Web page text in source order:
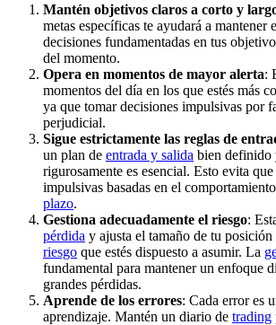
Mantén objetivos claros a corto y
metas específicas te ayudará a mantener
decisiones fundamentadas en tus
del momento.
Opera en momentos de mayor alerta:
momentos del día en los que estés más
ya que tomar decisiones impulsivas por
perjudicial.
Sigue estrictamente las reglas de
un plan de entrada y salida bien definido
rigurosamente es esencial. Esto evita
impulsivas basadas en el
plazo.
Gestiona adecuadamente el riesgo:
pérdida y ajusta el tamaño de tu
riesgo que estés dispuesto a asumir. La
fundamental para mantener un enfoque
grandes pérdidas.
Aprende de los errores: Cada error es
aprendizaje. Mantén un diario de trading